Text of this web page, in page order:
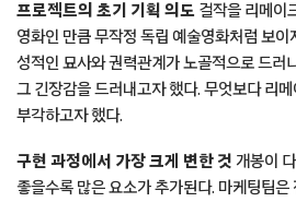
프로젝트의 초기 기획 의도 걸작을 리메이
영화인 만큼 무작정 독립 예술영화처럼 보
성적인 묘사와 권력관계가 노골적으로 드러
그 긴장감을 드러내고자 했다. 무엇보다 리
부각하고자 했다.
구현 과정에서 가장 크게 변한 것 개봉이
좋을수록 많은 요소가 추가된다. 마케팅팀